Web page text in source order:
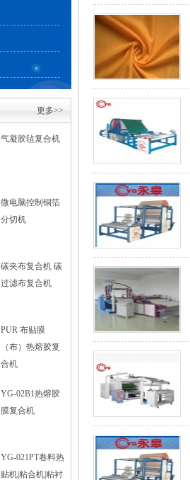
更多>>
气凝胶毡复合机
微电脑控制铜箔
分切机
碳夹布复合机 碳
过滤布复合机
PUR 布贴膜
（布）热熔胶复
合机
YG-02B1热熔胶
膜复合机
YG-021PT卷料热
贴机|粘合机|粘衬